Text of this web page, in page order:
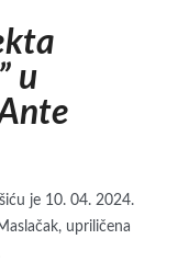
u
je 10. 04. 2024.
upriličena